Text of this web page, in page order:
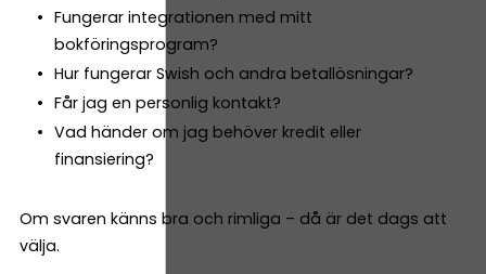
Fungerar integrationen med mitt
bokföringsprogram?
Hur fungerar Swish och andra betallösningar?
Får jag en personlig kontakt?
Vad händer om jag behöver kredit eller
finansiering?
Om svaren känns bra och rimliga – då är det dags att
välja.